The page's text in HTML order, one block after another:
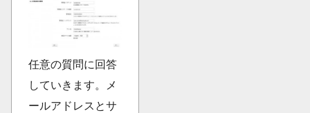
任意の質問に回答
していきます。メ
ールアドレスとサ